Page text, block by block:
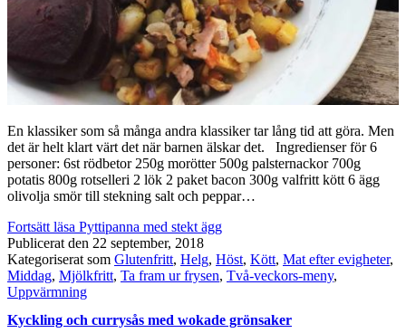
En klassiker som så många andra klassiker tar lång tid att göra. Men
det är helt klart värt det när barnen älskar det. Ingredienser för 6
personer: 6st rödbetor 250g morötter 500g palsternackor 700g
potatis 800g rotselleri 2 lök 2 paket bacon 300g valfritt kött 6 ägg
olivolja smör till stekning salt och peppar…
Fortsätt läsa Pyttipanna med stekt ägg
Publicerat den 22 september, 2018
Kategoriserat som Glutenfritt, Helg, Höst, Kött, Mat efter evigheter,
Middag, Mjölkfritt, Ta fram ur frysen, Två-veckors-meny,
Uppvärmning
Kyckling och currysås med wokade grönsaker